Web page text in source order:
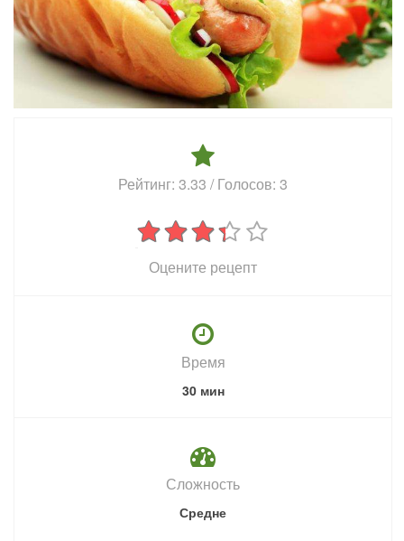
Рейтинг: 3.33 / Голосов: 3
Оцените рецепт
Время
30 мин
Сложность
Средне